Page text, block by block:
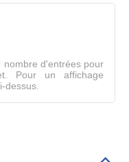
d'entrées pour
Pour un affichage
dessus.